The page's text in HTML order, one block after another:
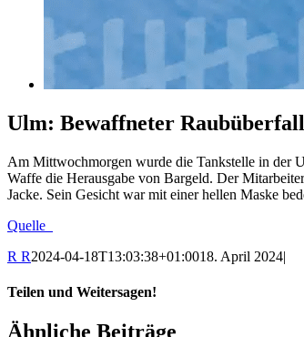
Ulm: Bewaffneter
Am Mittwochmorgen wurde die Tankstelle in der
Waffe die Herausgabe von Bargeld. Der
Jacke. Sein Gesicht war mit einer hellen Maske
Quelle
R R2024-04-18T13:03:38+01:0018. April 2024|
Teilen und Weitersagen!
Facebook
X
LinkedIn
WhatsApp
E-
Ähnliche Beiträge